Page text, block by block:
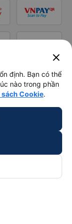
close
định. Bạn có thể
nào trong phần
Cookie.